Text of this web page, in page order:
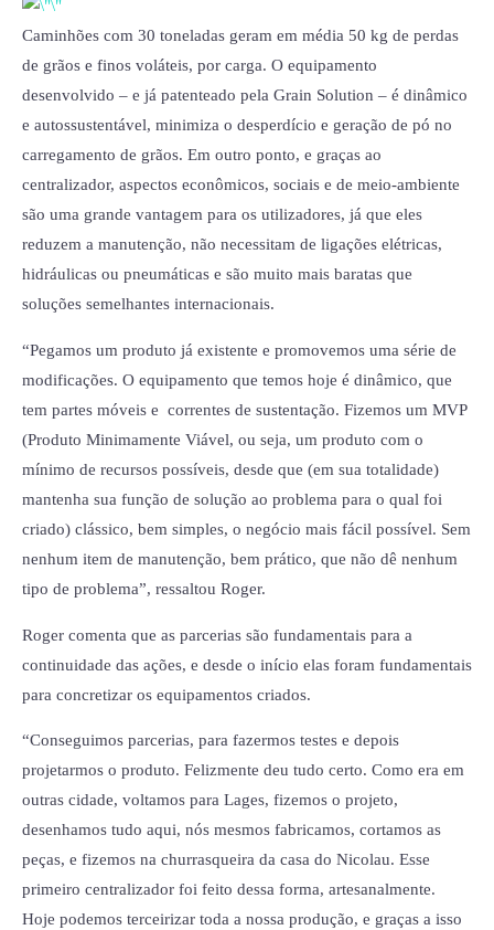
Caminhões com 30 toneladas geram em média 50 kg de perdas
de grãos e finos voláteis, por carga. O equipamento
desenvolvido – e já patenteado pela Grain Solution – é dinâmico
e autossustentável, minimiza o desperdício e geração de pó no
carregamento de grãos. Em outro ponto, e graças ao
centralizador, aspectos econômicos, sociais e de meio-ambiente
são uma grande vantagem para os utilizadores, já que eles
reduzem a manutenção, não necessitam de ligações elétricas,
hidráulicas ou pneumáticas e são muito mais baratas que
soluções semelhantes internacionais.
“Pegamos um produto já existente e promovemos uma série de
modificações. O equipamento que temos hoje é dinâmico, que
tem partes móveis e correntes de sustentação. Fizemos um MVP
(Produto Minimamente Viável, ou seja, um produto com o
mínimo de recursos possíveis, desde que (em sua totalidade)
mantenha sua função de solução ao problema para o qual foi
criado) clássico, bem simples, o negócio mais fácil possível. Sem
nenhum item de manutenção, bem prático, que não dê nenhum
tipo de problema”, ressaltou Roger.
Roger comenta que as parcerias são fundamentais para a
continuidade das ações, e desde o início elas foram fundamentais
para concretizar os equipamentos criados.
“Conseguimos parcerias, para fazermos testes e depois
projetarmos o produto. Felizmente deu tudo certo. Como era em
outras cidade, voltamos para Lages, fizemos o projeto,
desenhamos tudo aqui, nós mesmos fabricamos, cortamos as
peças, e fizemos na churrasqueira da casa do Nicolau. Esse
primeiro centralizador foi feito dessa forma, artesanalmente.
Hoje podemos terceirizar toda a nossa produção, e graças a isso